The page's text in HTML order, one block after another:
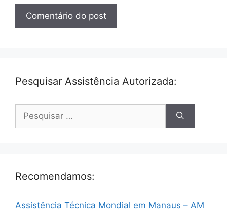
Pesquisar Assistência Autorizada:
por:
Recomendamos:
Assistência Técnica Mondial em Manaus – AM